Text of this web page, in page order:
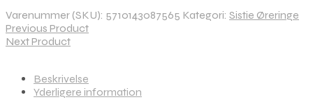
Varenummer (SKU): 5710143087565 Kategori: Sistie Øreringe
Previous Product
Next Product
Beskrivelse
Yderligere information